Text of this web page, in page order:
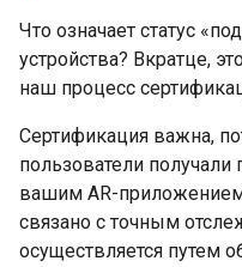
Что означает статус
устройства? Вкратце,
наш процесс
Сертификация важна,
пользователи
вашим AR-
связано с точным
осуществляется путем